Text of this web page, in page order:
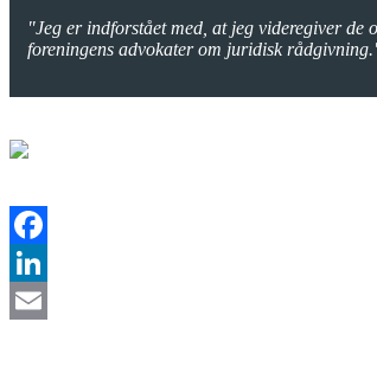
"Jeg er indforstået med, at jeg videregiver
foreningens advokater om juridisk
Facebook
LinkedIn